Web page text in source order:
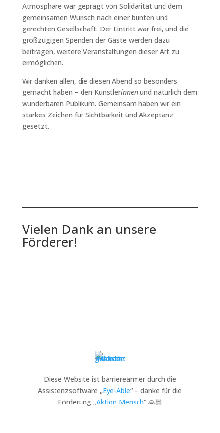
Atmosphäre war geprägt von Solidarität und dem
gemeinsamen Wunsch nach einer bunten und
gerechten Gesellschaft. Der Eintritt war frei, und die
großzügigen Spenden der Gäste werden dazu
beitragen, weitere Veranstaltungen dieser Art zu
ermöglichen.
Wir danken allen, die diesen Abend so besonders
gemacht haben – den Künstlerinnenund natürlich dem
wunderbaren Publikum. Gemeinsam haben wir ein
starkes Zeichen für Sichtbarkeit und Akzeptanz
gesetzt.
Vielen Dank an unsere
Förderer!
Diese Website ist barriereärmer durch die
Assistenzsoftware „Eye-Able“ – danke für die
Förderung „Aktion Mensch“ 🙏🏻